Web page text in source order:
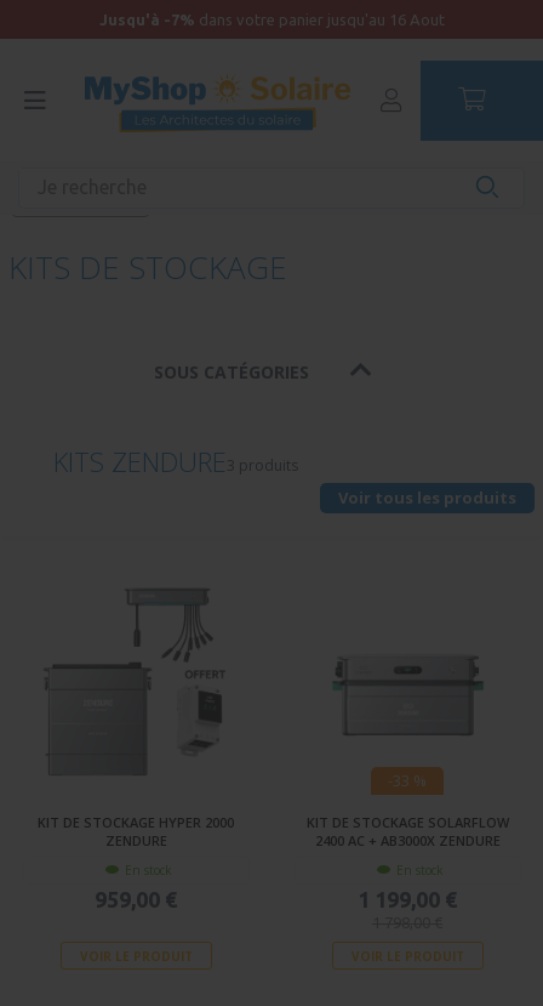
Jusqu'à -7% dans votre panier jusqu'au 16 Aout
KITS DE STOCKAGE
SOUS CATÉGORIES
KITS ZENDURE 3 produits
Voir tous les produits
KIT DE STOCKAGE HYPER 2000
ZENDURE
En stock
959,00 €
VOIR LE PRODUIT
-33 %
KIT DE STOCKAGE SOLARFLOW
2400 AC + AB3000X ZENDURE
En stock
1 199,00 €
VOIR LE PRODUIT